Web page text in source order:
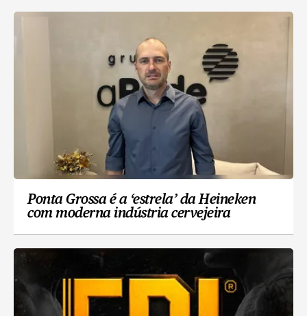
Ponta Grossa é a ‘estrela’ da Heineken
com moderna indústria cervejeira